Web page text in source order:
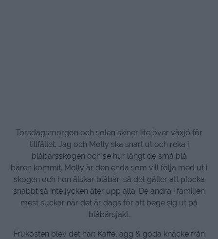
Torsdagsmorgon och solen skiner lite över växjö för
tillfället. Jag och Molly ska snart ut och reka i
blåbärsskogen och se hur långt de små blå
bären kommit. Molly är den enda som vill följa med ut i
skogen och hon älskar blåbär, så det gäller att plocka
snabbt så inte jycken äter upp alla. De andra i familjen
mest suckar när det är dags för att bege sig ut på
blåbärsjakt.
Frukosten blev det här: Kaffe, ägg & goda knäcke från